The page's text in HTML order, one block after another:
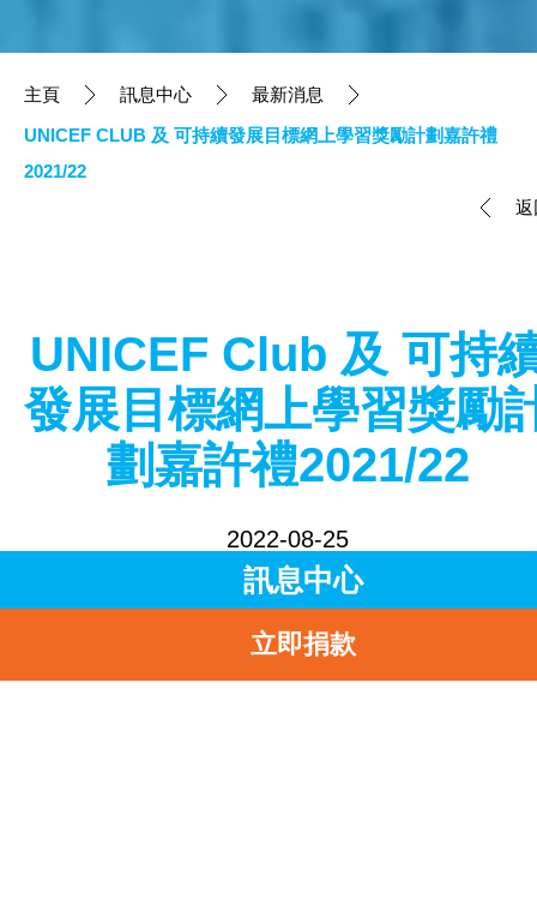
立即捐款
訊息中心
主頁 訊息中心
最新消息
UNICEF CLUB 及 可持續發展目標網上學習獎勵計劃嘉許禮
2021/22
返
UNICEF Club 及 可持
發展目標網上學習獎勵
劃嘉許禮2021/22
2022-08-25